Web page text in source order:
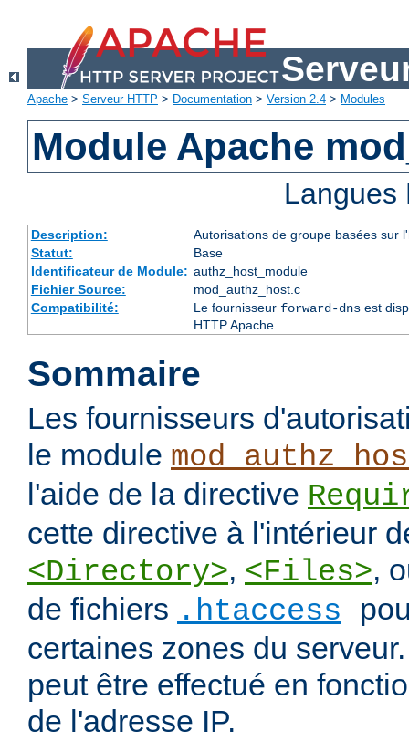
Apache > Serveur HTTP > Documentation > Version 2.4 > Modules
Module Apache
Description:
Autorisations de groupe basées sur
Statut:
Base
Identificateur de Module: authz_host_module
Fichier Source:
mod_authz_host.c
Compatibilité:
Le fournisseur forward-dnsest
HTTP Apache
Sommaire
Les fournisseurs
le module
l'aide de la directive
cette directive à l'intérieur
<Directory>, <Files>,
de fichiers .htaccess
certaines zones du
peut être effectué en
de l'adresse IP.